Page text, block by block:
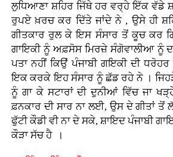
ਲੁਧਿਆਣਾ ਸ਼ਹਿਰ ਜਿੱਥੇ ਹਰ ਵਰ੍ਹੇ ਇੱਕ ਵੱਡੇ
ਰੁਪਏ ਖ਼ਰਚ ਕਰ ਦਿੱਤੇ ਜਾਂਦੇ ਨੇ , ਉਸੇ ਹੀ
ਗੀਤਕਾਰ ਰੁਲ ਕੇ ਇਸ ਸੰਸਾਰ ਤੋਂ ਕੂਚ ਕਰ
ਗਾਇਕੀ ਨੂੰ ਅਫ਼ਸੋਸ ਮਿਰਜ਼ੇ ਸੰਗੋਵਾਲੀਆ ਨੂੰ
ਪਤਾ ਨਹੀਂ ਕਿਉਂ ਪੰਜਾਬੀ ਗਇਕੀ ਦੀ
ਇਕ ਕਰਕੇ ਇਹ ਸੰਸਾਰ ਨੂੰ ਛੱਡ ਰਹੇ ਨੇ ।
ਨੂੰ ਗਾ ਕੇ ਸਟਾਰਾਂ ਦੀ ਦੁਨੀਆਂ ਵਿੱਚ ਜਾ
ਫ਼ਨਕਾਰ ਦੀ ਸਾਰ ਨਾ ਲਈ, ਉਸ ਦੇ ਗੀਤਾਂ ਤੋਂ
ਫੁੱਟੀ ਕੌਡੀ ਵੀ ਨਾ ਦੇ ਸਕੇ, ਸ਼ਾਇਦ ਪੰਜਾਬੀ
ਕੌੜਾ ਸੱਚ ਹੈ ।